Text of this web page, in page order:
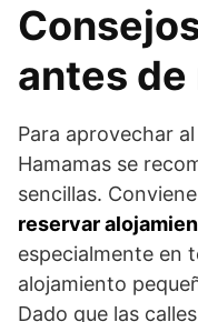
antes
Para aprovechar
Hamamas se
sencillas.
reservar
especialmente en
alojamiento
Dado que las